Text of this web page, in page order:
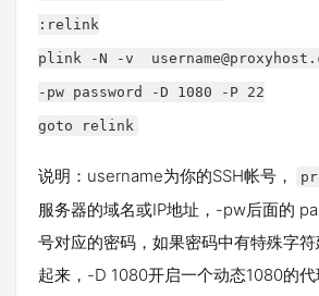
:relink
plink -N -v
-pw password -D 1080 -P 22
goto relink
说明：username为你的SSH帐号，
服务器的域名或IP地址，-pw后面的
号对应的密码，如果密码中有特殊字
起来，-D 1080开启一个动态1080的